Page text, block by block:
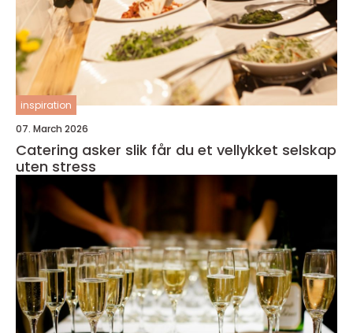
inspiration
07. March 2026
Catering asker slik får du et vellykket selskap
uten stress